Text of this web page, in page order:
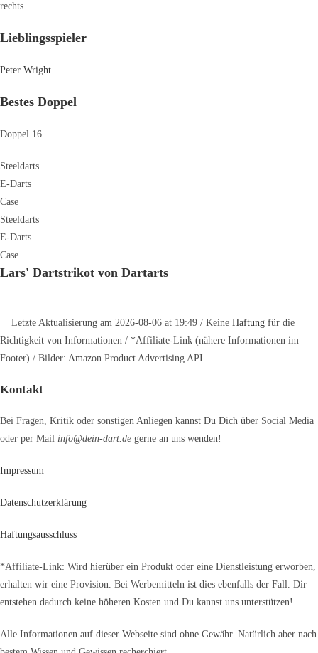
rechts
Lieblingsspieler
Peter Wright
Bestes Doppel
Doppel 16
Steeldarts
E-Darts
Case
Steeldarts
E-Darts
Case
Lars' Dartstrikot von Dartarts
Letzte Aktualisierung am 2026-08-06 at 19:49 / Keine Haftung für die
Richtigkeit von Informationen / *Affiliate-Link (nähere Informationen im
Footer) / Bilder: Amazon Product Advertising API
Kontakt
Bei Fragen, Kritik oder sonstigen Anliegen kannst Du Dich über Social Media
oder per Mail info@dein-dart.de gerne an uns wenden!
Impressum
Datenschutzerklärung
Haftungsausschluss
*Affiliate-Link: Wird hierüber ein Produkt oder eine Dienstleistung erworben,
erhalten wir eine Provision. Bei Werbemitteln ist dies ebenfalls der Fall. Dir
entstehen dadurch keine höheren Kosten und Du kannst uns unterstützen!
Alle Informationen auf dieser Webseite sind ohne Gewähr. Natürlich aber nach